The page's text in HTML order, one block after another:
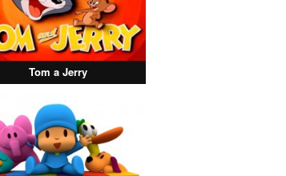
Tom a Jerry